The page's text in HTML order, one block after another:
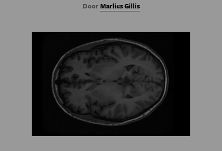
DoorMarlies Gillis